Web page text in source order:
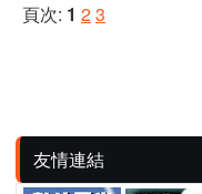
頁次: 1 23
友情連結